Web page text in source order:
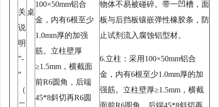
关
说
明
”-
“
（
桌
100×50mm铝合
金，内有6根至少
1.0mm厚的加强
筋。立柱壁厚
≥1.5mm，横截面
前R6圆角，后端
45*8斜切再R6圆
物体不易被碰碎。带一凹槽，面
板与后挡板镶嵌弹性橡胶条，防
止试剂流入腐蚀铝型材。
6.立柱：采用100×50mm铝合
金，内有6根至少1.0mm厚的加
强筋。立柱壁厚≥1.5mm，横截